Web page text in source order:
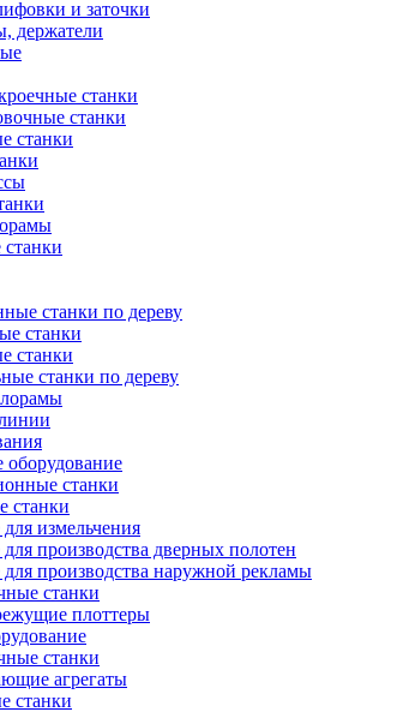
и заточки
держатели
станки
станки
станки
станки по дереву
станки
станки
станки по дереву
станки
станки
измельчения
производства дверных полотен
производства наружной рекламы
станки
плоттеры
станки
агрегаты
станки